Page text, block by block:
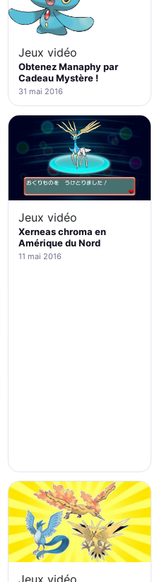
Jeux vidéo
Obtenez Manaphy par
Cadeau Mystère !
31 mai 2016
Jeux vidéo
Xerneas chroma en
Amérique du Nord
11 mai 2016
Jeux vidéo